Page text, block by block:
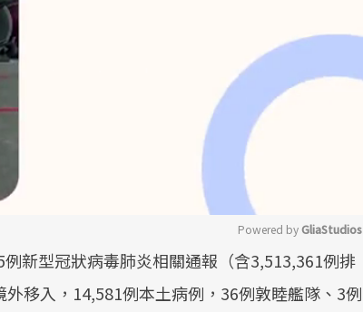
Mute
Powered by GliaStudios
新型冠狀病毒肺炎相關通報（含3,513,361例排
移入，14,581例本土病例，36例敦睦艦隊、3例